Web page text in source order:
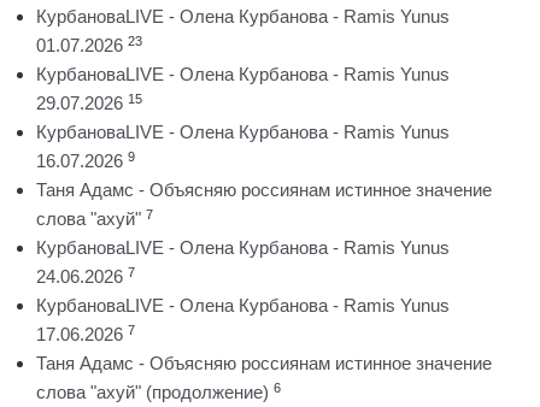
КурбановаLIVE - Олена Курбанова - Ramis Yunus
01.07.2026 23
КурбановаLIVE - Олена Курбанова - Ramis Yunus
29.07.2026 15
КурбановаLIVE - Олена Курбанова - Ramis Yunus
16.07.2026 9
Таня Адамс - Объясняю россиянам истинное значение
слова "ахуй" 7
КурбановаLIVE - Олена Курбанова - Ramis Yunus
24.06.2026 7
КурбановаLIVE - Олена Курбанова - Ramis Yunus
17.06.2026 7
Таня Адамс - Объясняю россиянам истинное значение
слова "ахуй" (продолжение) 6